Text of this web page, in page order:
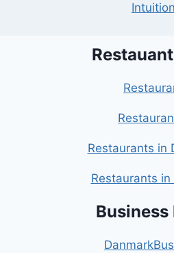
Intuition
Restaurants in
Restaurants